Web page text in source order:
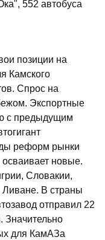
552 автобуса
позиции на
Камского
Спрос на
Экспортные
с предыдущим
реформ рынки
новые.
Словакии,
В страны
отправил 22
Значительно
для КамАЗа